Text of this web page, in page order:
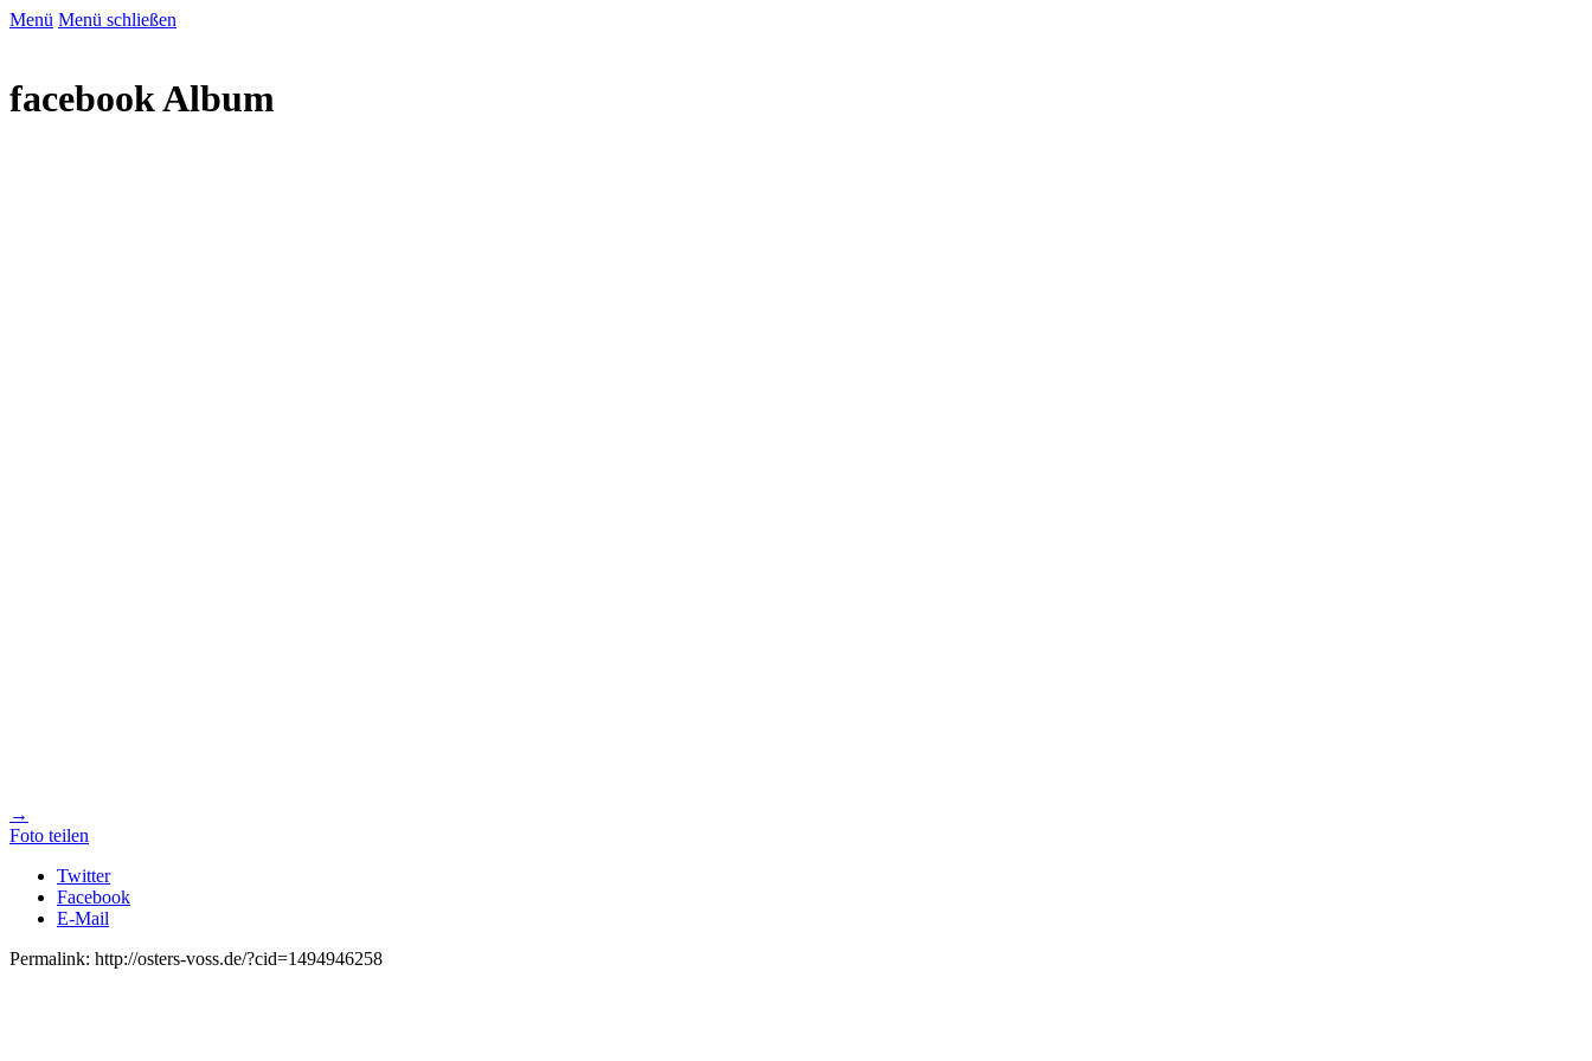
Menü Menü schließen
facebook Album
→
Foto teilen
Twitter
Facebook
E-Mail
Permalink: http://osters-voss.de/?cid=1494946258